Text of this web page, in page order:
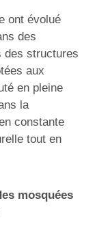
ont évolué
des
des structures
aux
en pleine
la
constante
tout en
mosquées